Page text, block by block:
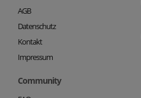
AGB
Datenschutz
Kontakt
Impressum
Community